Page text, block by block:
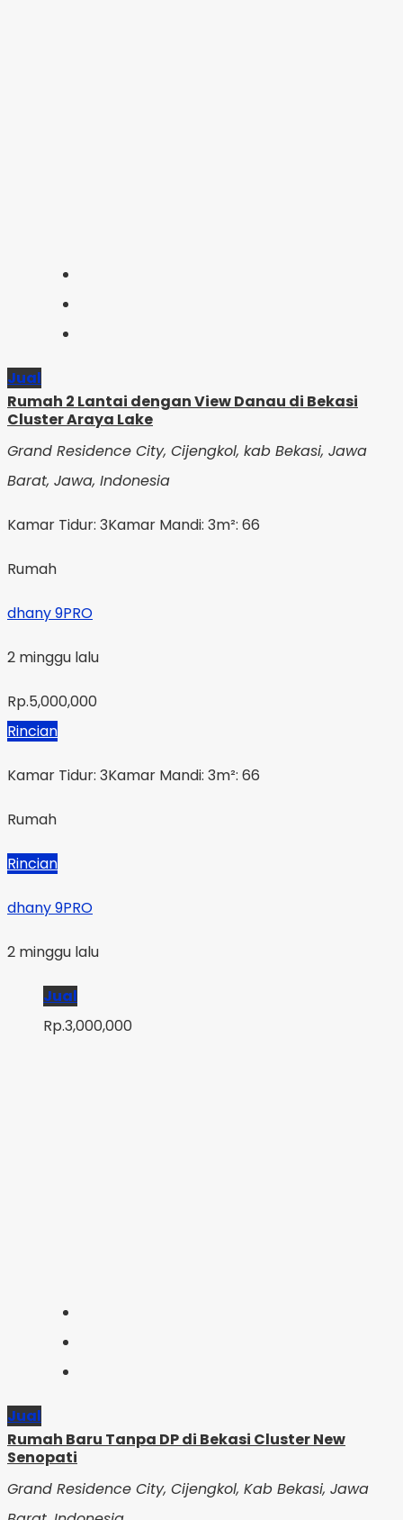
Jual
Rumah 2 Lantai dengan View Danau di Bekasi
Cluster Araya Lake
Grand Residence City, Cijengkol, kab Bekasi, Jawa
Barat, Jawa, Indonesia
Kamar Tidur: 3Kamar Mandi: 3m²: 66
Rumah
dhany 9PRO
2 minggu lalu
Rp.5,000,000
Rincian
Kamar Tidur: 3Kamar Mandi: 3m²: 66
Rumah
Rincian
dhany 9PRO
2 minggu lalu
Jual
Rp.3,000,000
Jual
Rumah Baru Tanpa DP di Bekasi Cluster New
Senopati
Grand Residence City, Cijengkol, Kab Bekasi, Jawa